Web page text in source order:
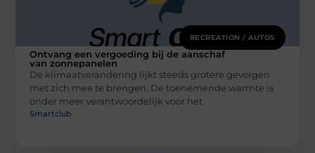
RECREATION / AUTOS
Ontvang een vergoeding bij de aanschaf
van zonnepanelen
De klimaatverandering lijkt steeds grotere gevolgen
met zich mee te brengen. De toenemende warmte is
onder meer verantwoordelijk voor het
Smartclub